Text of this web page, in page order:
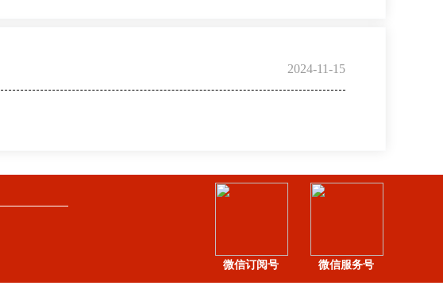
2024-11-15
微信服务号
微信订阅号